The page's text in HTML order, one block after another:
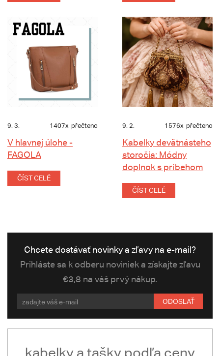
9. 3. 1407x přečteno
V hlavnej úlohe -
FAGOLA
ČÍST CELÉ
9. 2. 1576x přečteno
Kabelky devätnásteho
storočia: Módny
doplnok s príbehom
ČÍST CELÉ
Chcete dostávať novinky a zľavy na e-mail?
Prihláste sa k odberu noviniek a získajte zľavu
€3,8 na váš prvý nákup.
ODOSLAŤ
kabelky a tašky podľa ceny